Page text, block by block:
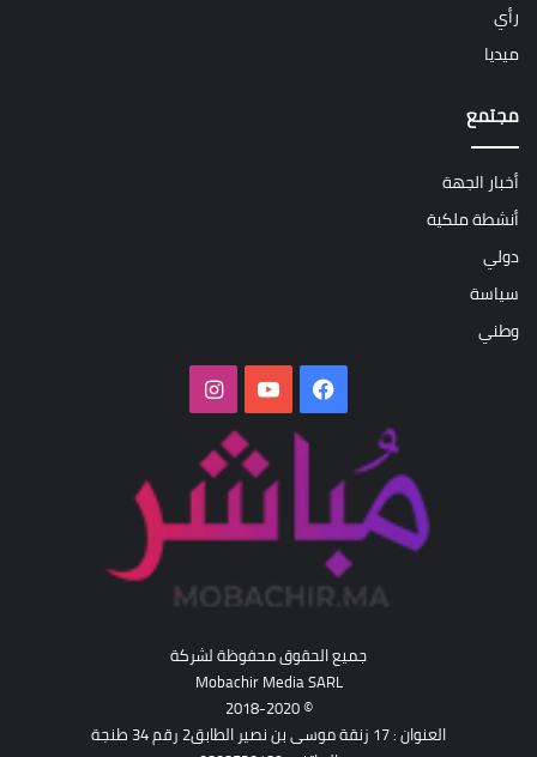
رأي
ميديا
مجتمع
أخبار الجهة
أنشطة ملكية
دولي
سياسة
وطني
فيسبوك‫YouTubeانستقرام
جميع الحقوق محفوظة لشركة
Mobachir Media SARL
© 2018-2020
العنوان : 17 زنقة موسى بن نصير الطابق2 رقم 34 طنجة